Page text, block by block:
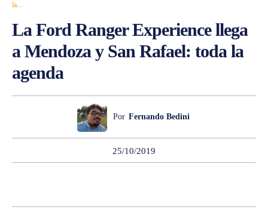
la...
La Ford Ranger Experience llega
a Mendoza y San Rafael: toda la
agenda
Por Fernando Bedini
25/10/2019